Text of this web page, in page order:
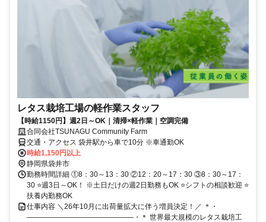
レタス栽培工場の軽作業スタッフ
【時給1150円】週2日～OK｜清掃×軽作業｜空調完備
合同会社TSUNAGU Community Farm
交通・アクセス 袋井駅から車で10分 ※車通勤OK
時給1,150円以上
静岡県袋井市
勤務時間詳細 ①8：30～13：30 ②12：20～17：30 ③8：30～17：
30 ⭐週3日～OK！ ※土日だけの週2日勤務もOK ⭐シフトの相談歓迎 ⭐
扶養内勤務OK
仕事内容 ＼26年10月に出荷量拡大に伴う増員決定！／ ＊・
―――――――――――――――・＊ 世界最大規模のレタス栽培工